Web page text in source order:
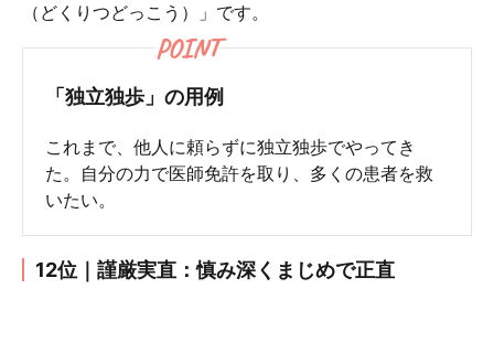
（どくりつどっこう）」です。
POINT
「独立独歩」の用例
これまで、他人に頼らずに独立独歩でやってき
た。自分の力で医師免許を取り、多くの患者を救
いたい。
12位｜謹厳実直：慎み深くまじめで正直